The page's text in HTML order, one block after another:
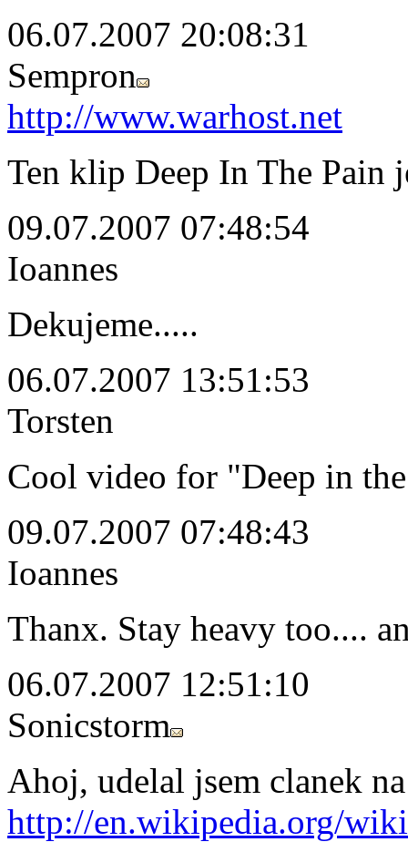
06.07.2007 20:08:31
Sempron
http://www.warhost.net
Ten klip Deep In The Pain
09.07.2007 07:48:54
Ioannes
Dekujeme.....
06.07.2007 13:51:53
Torsten
Cool video for "Deep in
09.07.2007 07:48:43
Ioannes
Thanx. Stay heavy too....
06.07.2007 12:51:10
Sonicstorm
Ahoj, udelal jsem clanek
http://en.wikipedia.org/